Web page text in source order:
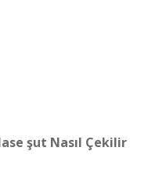
şut Nasıl Çekilir